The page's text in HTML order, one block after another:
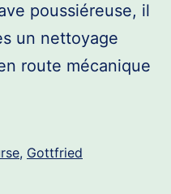
poussiéreuse, il
un nettoyage
route mécanique
, Gottfried